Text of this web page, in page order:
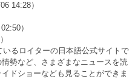
14:28）
）
るロイターの日本語公式サイトで
勢など、さまざまなニュースを読
ドショーなども見ることができま